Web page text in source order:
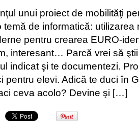
unui proiect de mobilităţi
temă de informatică: utilizarea
pentru crearea EURO-
interesant… Parcă vrei să
indicat şi te documentezi.
pentru elevi. Adică te duci în
ceva acolo? Devine şi […]